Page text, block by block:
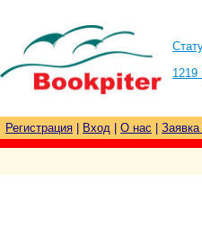
1219
Регистрация Вход О нас Заявка